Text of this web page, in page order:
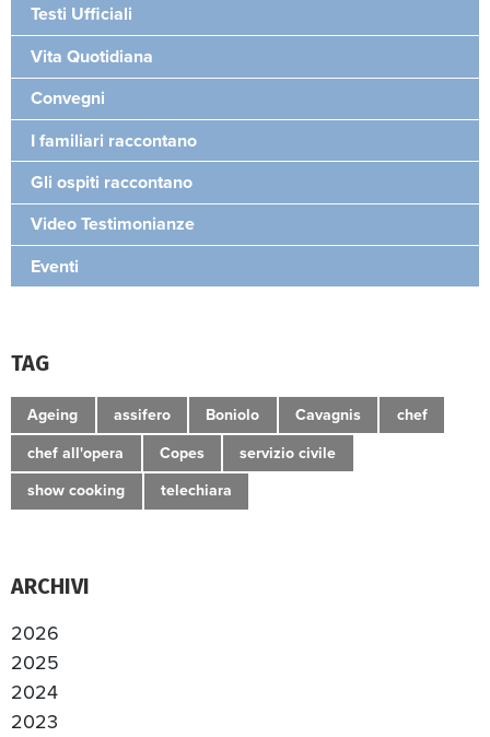
Testi Ufficiali
Vita Quotidiana
Convegni
I familiari raccontano
Gli ospiti raccontano
Video Testimonianze
Eventi
TAG
Ageing assifero Boniolo Cavagnis chef
chef all'opera Copes servizio civile
show cooking telechiara
ARCHIVI
2026
2025
2024
2023